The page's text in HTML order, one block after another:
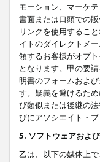
モーション、マーケ
書面または口頭での
リンクを使用するこ
イトのダイレクトメ
領するお客様がオプ
となります。甲の要
明書のフォームおよ
す。疑義を避けるた
び類似または後継の
びにアソシエイト・
5. ソフトウェアおよ
乙は、以下の媒体上